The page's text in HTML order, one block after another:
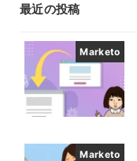
最近の投稿
Marketo
Marketo